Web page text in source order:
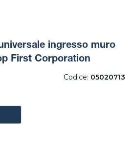
ingresso muro
First Corporation
Codice: 05020713